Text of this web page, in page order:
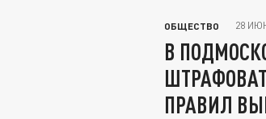
ОБЩЕСТВО 28
В
ПРАВИЛ